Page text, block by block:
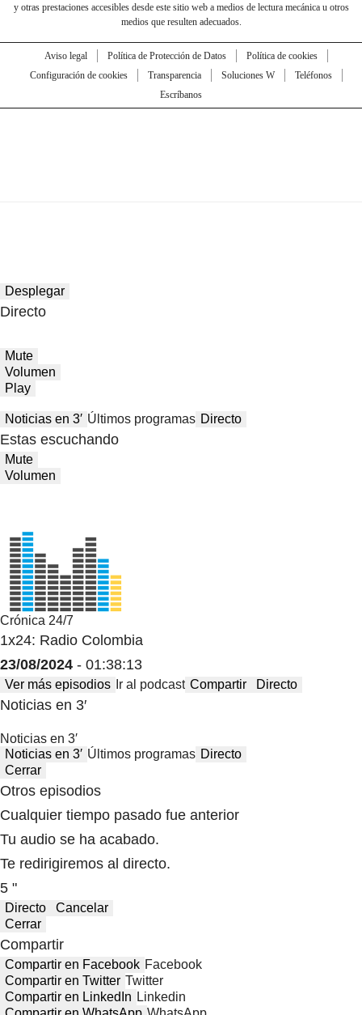
y otras prestaciones accesibles desde este sitio web a medios de lectura mecánica u otros
medios que resulten adecuados.
Aviso legal Política de Protección de Datos
Política de cookies
Configuración de cookies
Transparencia Soluciones W
Teléfonos
Escríbanos
Desplegar
Directo
Mute
Volumen
Play
Noticias en 3′ Últimos programas Directo
Estas escuchando
Mute
Volumen
Crónica 24/7
1x24: Radio Colombia
23/08/2024 - 01:38:13
Ver más episodios Ir al podcast Compartir Directo
Noticias en 3′
Noticias en 3′
Noticias en 3′ Últimos programas Directo
Cerrar
Otros episodios
Cualquier tiempo pasado fue anterior
Tu audio se ha acabado.
Te redirigiremos al directo.
5 "
Directo
Cancelar
Cerrar
Compartir
Compartir en Facebook Facebook
Compartir en Twitter Twitter
Compartir en LinkedIn Linkedin